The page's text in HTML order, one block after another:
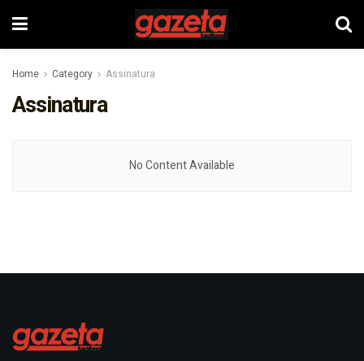
Home Category Assinatura
Assinatura
No Content Available